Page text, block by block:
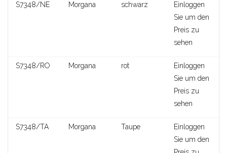
S7348/NE Morgana schwarz
Einloggen
Sie um den
Preis zu
sehen
S7348/RO Morgana rot
Einloggen
Sie um den
Preis zu
sehen
S7348/TA Morgana Taupe
Einloggen
Sie um den